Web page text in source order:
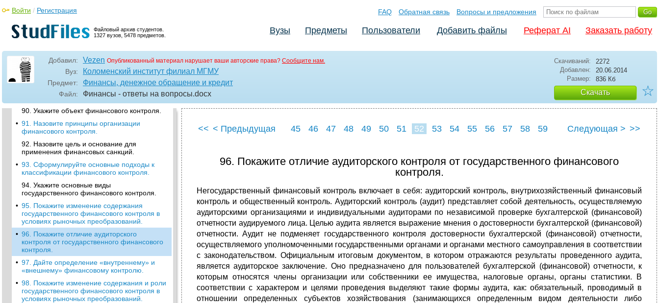
Файловый архив студентов.
1327 вузов, 5478 предметов.
Войти / Регистрация FAQ Обратная связь Вопросы и предложения
Вузы Предметы Пользователи Добавить файлы Реферат AI Заказать работу
Добавил: Vezen Опубликованный материал нарушает ваши авторские права? Сообщите нам.
Вуз: Коломенский институт филиал МГМУ
Предмет: Финансы, денежное обращение и кредит
Файл: Финансы - ответы на вопросы.docx
Скачиваний:
2272
Добавлен:
20.06.2014
Размер:
836 Кб
Скачать ☆
уровнях, охарактеризуйте их назначение.
• 87. Охарактеризуйте виды финансовых
планов и прогнозов, составляемых
составляемые некоммерческими
организациями, сформулируйте их
особенности.
89. Назовите цели и задачи финансового
90. Укажите объект финансового контроля.
• 91. Назовите принципы организации
финансового контроля.
92. Назовите цель и основание для
применения финансовых санкций.
• 93. Сформулируйте основные подходы к
классификации финансового контроля.
94. Укажите основные виды
государственного финансового контроля.
• 95. Покажите изменение содержания
государственного финансового контроля в
условиях рыночных преобразований.
• 96. Покажите отличие аудиторского
контроля от государственного финансового
контроля.
• 97. Дайте определение «внутреннему» и
«внешнему» финансовому контролю.
• 98. Покажите изменение содержания и роли
государственного финансового контроля в
условиях рыночных преобразований.
<< < Предыдущая 45 46 47 48 49 50 51 52 53 54 55 56 57 58
59
Следующая > >>
96. Покажите отличие аудиторского контроля от государственного финансового
контроля.
Негосударственный финансовый контроль включает в себя: аудиторский контроль, внутрихозяйственный финансовый
контроль и общественный контроль. Аудиторский контроль (аудит) представляет собой деятельность, осуществляемую
аудиторскими организациями и индивидуальными аудиторами по независимой проверке бухгалтерской (финансовой)
отчетности аудируемого лица. Целью аудита является выражение мнения о достоверности бухгалтерской (финансовой)
отчетности. Аудит не подменяет государственного контроля достоверности бухгалтерской (финансовой) отчетности,
осуществляемого уполномоченными государственными органами и органами местного самоуправления в соответствии
с законодательством. Официальным итоговым документом, в котором отражаются результаты проведенного аудита,
является аудиторское заключение. Оно предназначено для пользователей бухгалтерской (финансовой) отчетности, к
которым относятся члены организации или собственники ее имущества, налоговые органы, органы статистики. В
соответствии с характером и целями проведения выделяют такие формы аудита, как: обязательный, проводимый в
отношении определенных субъектов хозяйствования (занимающихся определенным видом деятельности либо